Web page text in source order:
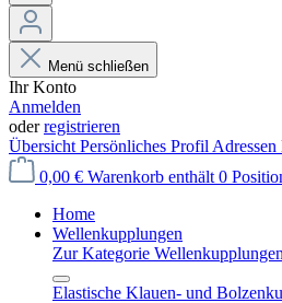
Menü schließen
Ihr Konto
Anmelden
oderregistrieren
Übersicht Persönliches Profil Adressen
0,00 € Warenkorb enthält 0
Home
Wellenkupplungen
Zur Kategorie Wellenkupplungen
Elastische Klauen- und